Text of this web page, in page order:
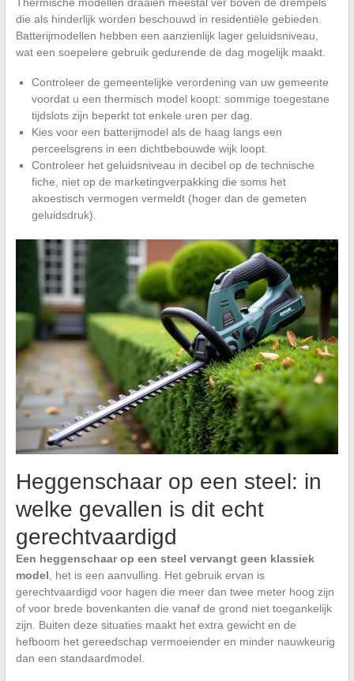
die als hinderlijk worden beschouwd in residentiële gebieden.
Batterijmodellen hebben een aanzienlijk lager geluidsniveau,
wat een soepelere gebruik gedurende de dag mogelijk maakt.
Controleer de gemeentelijke verordening van uw gemeente
voordat u een thermisch model koopt: sommige toegestane
tijdslots zijn beperkt tot enkele uren per dag.
Kies voor een batterijmodel als de haag langs een
perceelsgrens in een dichtbebouwde wijk loopt.
Controleer het geluidsniveau in decibel op de technische
fiche, niet op de marketingverpakking die soms het
akoestisch vermogen vermeldt (hoger dan de gemeten
geluidsdruk).
Heggenschaar op een steel: in
welke gevallen is dit echt
gerechtvaardigd
Een heggenschaar op een steel vervangt geen klassiek
model, het is een aanvulling. Het gebruik ervan is
gerechtvaardigd voor hagen die meer dan twee meter hoog zijn
of voor brede bovenkanten die vanaf de grond niet toegankelijk
zijn. Buiten deze situaties maakt het extra gewicht en de
hefboom het gereedschap vermoeiender en minder nauwkeurig
dan een standaardmodel.